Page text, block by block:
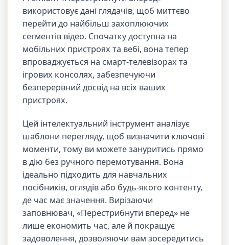
використовує дані глядачів, щоб миттєво
перейти до найбільш захоплюючих
сегментів відео. Спочатку доступна на
мобільних пристроях та вебі, вона тепер
впроваджується на смарт-телевізорах та
ігрових консолях, забезпечуючи
безперервний досвід на всіх ваших
пристроях.
Цей інтелектуальний інструмент аналізує
шаблони перегляду, щоб визначити ключові
моменти, тому ви можете зануритись прямо
в дію без ручного перемотування. Вона
ідеально підходить для навчальних
посібників, оглядів або будь-якого контенту,
де час має значення. Вирізаючи
заповнювач, «Перестрибнути вперед» не
лише економить час, але й покращує
задоволення, дозволяючи вам зосередитись